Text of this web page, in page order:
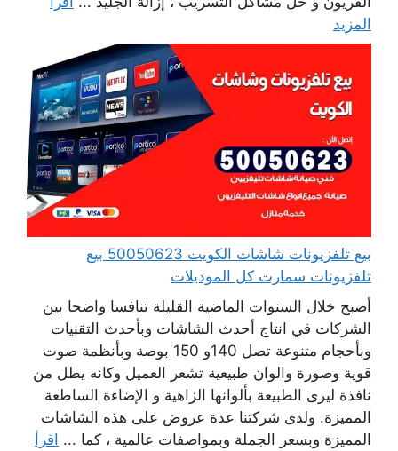
المزيد
بيع تلفزيونات شاشات الكويت 50050623 بيع
تلفزيونات سمارت كل الموديلات
أصبح خلال السنوات الماضية القليلة تنافسا واضحا بين
الشركات في انتاج أحدث الشاشات وبأحدث التقنيات
وبأحجام متنوعة تصل 140و 150 بوصة وبأنظمة صوت
قوية وصورة والوان طبيعية تشعر العميل وكانه يطل من
نافذة ليرى الطبيعة بألوانها الزاهية و الإضاءة الساطعة
المميزة. ولدى شركتنا عدة عروض على هذه الشاشات
المميزة وبسعر الجملة وبمواصفات عالمية ، كما ... اقرأ